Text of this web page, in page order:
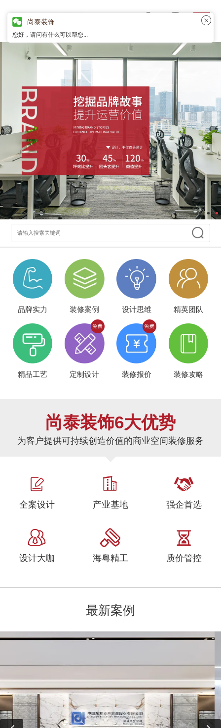
品牌实力 装修案例 设计思维 精英团队
精品工艺 定制设计 装修报价 装修攻略
尚泰装饰6大优势
为客户提供可持续创造价值的商业空间装修服务
全案设计 产业基地 强企首选
设计大咖 海粤精工 质价管控
最新案例
尚泰装饰
您好，请问有什么可以帮您...